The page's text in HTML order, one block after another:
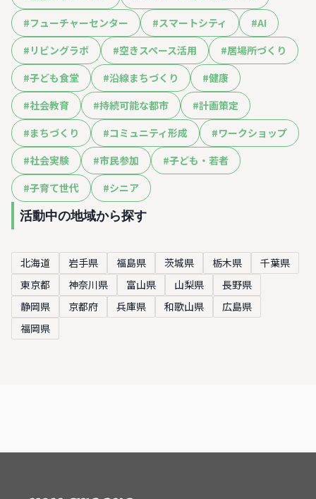
#フューチャーセンター #スマートシティ #AI
# リビングラボ #空きスペース活用 #居場所づくり
#子ども食堂 #沿線まちづくり #健康
#社会教育 #持続可能な都市 #計画策定
#まちづくり #コミュニティ形成 #ワークショップ
#社会実験 #市民参加 #子ども・若者
#子育て世代 #シニア
活動中の地域から探す
北海道 岩手県 福島県 茨城県 栃木県
千葉県
東京都
神奈川県 富山県 山梨県
長野県
静岡県
京都府 兵庫県 和歌山県
広島県
福岡県